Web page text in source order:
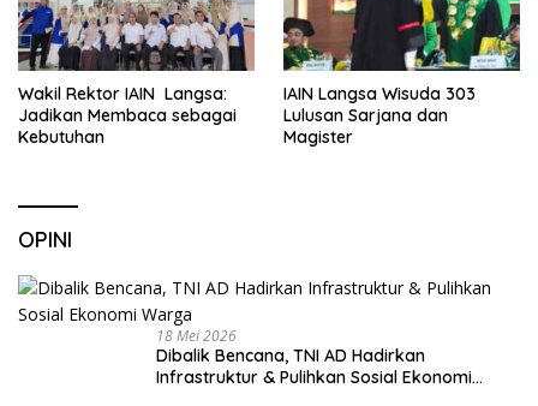
Wakil Rektor IAIN Langsa:
Jadikan Membaca sebagai
Kebutuhan
IAIN Langsa Wisuda 303
Lulusan Sarjana dan
Magister
OPINI
18 Mei 2026
Dibalik Bencana, TNI AD Hadirkan
Infrastruktur & Pulihkan Sosial Ekonomi